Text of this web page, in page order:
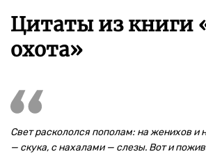
Цитаты из книги
охота»
Свет раскололся пополам: на женихов и
— скука, с нахалами — слезы. Вот и